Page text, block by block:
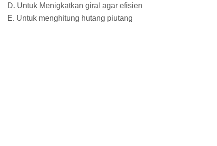
D. Untuk Menigkatkan giral agar efisien
E. Untuk menghitung hutang piutang